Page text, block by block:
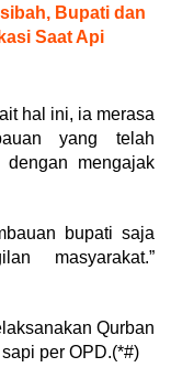
Bupati dan
Saat Api
hal ini, ia merasa
yang telah
mengajak
bupati saja
masyarakat.”
Qurban
per OPD.(*#)